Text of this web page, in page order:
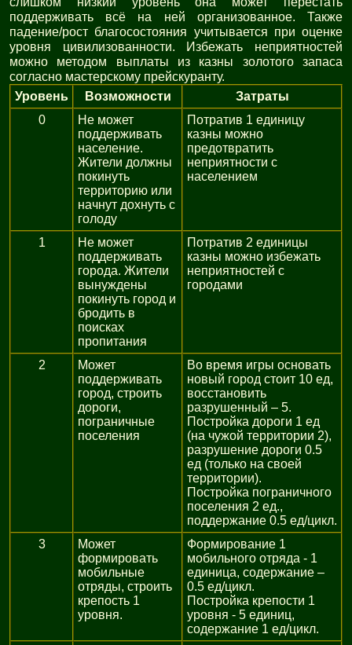
поддерживать всё на ней организованное. Также
падение/рост благосостояния учитывается при оценке
уровня цивилизованности. Избежать неприятностей
можно методом выплаты из казны золотого запаса
согласно мастерскому прейскуранту.
Уровень
Возможности
Затраты
0
Не может
поддерживать
население.
Жители должны
покинуть
территорию или
начнут дохнуть с
голоду
Потратив 1 единицу
казны можно
предотвратить
неприятности с
населением
1
Не может
поддерживать
города. Жители
вынуждены
покинуть город и
бродить в
поисках
пропитания
Потратив 2 единицы
казны можно избежать
неприятностей с
городами
2
Может
поддерживать
город, строить
дороги,
пограничные
поселения
Во время игры основать
новый город стоит 10 ед,
восстановить
разрушенный – 5.
Постройка дороги 1 ед
(на чужой территории 2),
разрушение дороги 0.5
ед (только на своей
территории).
Постройка пограничного
поселения 2 ед.,
поддержание 0.5 ед/цикл.
3
Может
формировать
мобильные
отряды, строить
крепость 1
уровня.
Формирование 1
мобильного отряда - 1
единица, содержание –
0.5 ед/цикл.
Постройка крепости 1
уровня - 5 единиц,
содержание 1 ед/цикл.